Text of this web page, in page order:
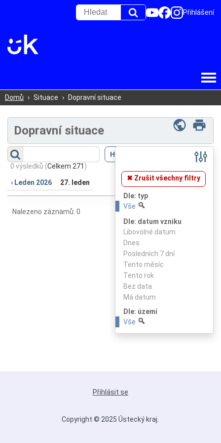
Přihlášení
Domů › Situace › Dopravní situace
Dopravní situace
0 výsledků (Celkem 271 )
‹ Leden 2026 27. leden
✖ Zrušit všechny filtry
Dle: typ
Vše
Dle: datum vzniku
Libovolné datum
Dnes
Posledních 7 dní
Tento měsíc
Tento rok
Bez data
Má datum
Dle: území
Vše
Nalezeno záznamů: 0
Přihlásit se
Copyright © 2025 Ústecký kraj.